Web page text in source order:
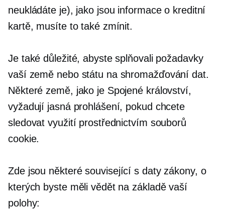
neukládáte je), jako jsou informace o kreditní
kartě, musíte to také zmínit.
Je také důležité, abyste splňovali požadavky
vaší země nebo státu na shromažďování dat.
Některé země, jako je Spojené království,
vyžadují jasná prohlášení, pokud chcete
sledovat využití prostřednictvím souborů
cookie.
Zde jsou některésouvisející s datyzákony, o
kterých byste měli vědět na základě vaší
polohy: